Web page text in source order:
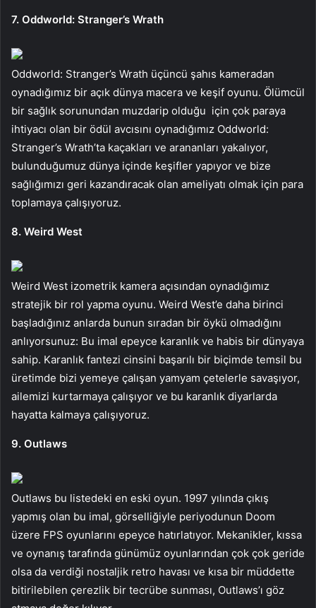
7. Oddworld: Stranger’s Wrath
Oddworld: Stranger’s Wrath üçüncü şahıs kameradan
oynadığımız bir açık dünya macera ve keşif oyunu. Ölümcül
bir sağlık sorunundan muzdarip olduğu için çok paraya
ihtiyacı olan bir ödül avcısını oynadığımız Oddworld:
Stranger’s Wrath’ta kaçakları ve arananları yakalıyor,
bulunduğumuz dünya içinde keşifler yapıyor ve bize
sağlığımızı geri kazandıracak olan ameliyatı olmak için para
toplamaya çalışıyoruz.
8. Weird West
Weird West izometrik kamera açısından oynadığımız
stratejik bir rol yapma oyunu. Weird West’e daha birinci
başladığınız anlarda bunun sıradan bir öykü olmadığını
anlıyorsunuz: Bu imal epeyce karanlık ve habis bir dünyaya
sahip. Karanlık fantezi cinsini başarılı bir biçimde temsil bu
üretimde bizi yemeye çalışan yamyam çetelerle savaşıyor,
ailemizi kurtarmaya çalışıyor ve bu karanlık diyarlarda
hayatta kalmaya çalışıyoruz.
9. Outlaws
Outlaws bu listedeki en eski oyun. 1997 yılında çıkış
yapmış olan bu imal, görselliğiyle periyodunun Doom
üzere FPS oyunlarını epeyce hatırlatıyor. Mekanikler, kıssa
ve oynanış tarafında günümüz oyunlarından çok çok geride
olsa da verdiği nostaljik retro havası ve kısa bir müddette
bitirilebilen çerezlik bir tecrübe sunması, Outlaws’ı göz